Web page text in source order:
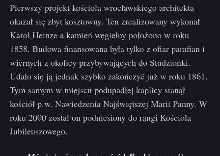
Pierwszy projekt kościoła wrocławskiego architekta
okazał się zbyt kosztowny. Ten zrealizowany wykonał
Karol Heinze a kamień węgielny położono w roku
1858. Budowa finansowana była tylko z ofiar parafian i
wiernych z okolicy przybywających do Studzionki.
Udało się ją jednak szybko zakończyć już w roku 1861.
Tym samym w miejscu podupadłej kaplicy stanął
kościół p.w. Nawiedzenia Najświętszej Marii Panny. W
roku 2000 został on podniesiony do rangi Kościoła
Jubileuszowego.